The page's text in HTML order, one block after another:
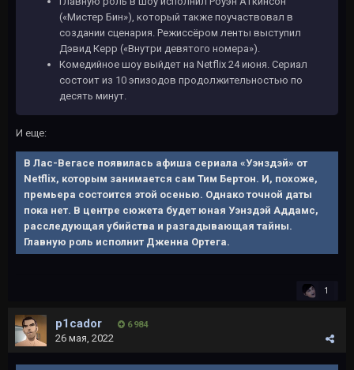
(«Мистер Бин»), который также поучаствовал в
создании сценария. Режиссёром ленты выступил
Дэвид Керр («Внутри девятого номера»).
Комедийное шоу выйдет на Netflix 24 июня. Сериал
состоит из 10 эпизодов продолжительностью по
десять минут.
И еще:
В Лас-Вегасе появилась афиша сериала «Уэнздэй» от
Netflix, которым занимается сам Тим Бертон. И, похоже,
премьера состоится этой осенью. Однако точной даты
пока нет. В центре сюжета будет юная Уэнздэй Аддамс,
расследующая убийства и разгадывающая тайны.
Главную роль исполнит Дженна Ортега.
1
p1cador 6 984
26 мая, 2022